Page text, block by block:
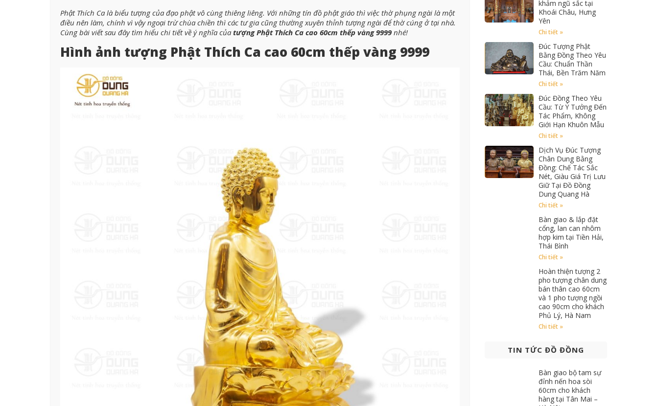
Phật Thích Ca là biểu tượng của đạo phật vô cùng thiêng liêng. Với những tín đồ phật giáo thì việc thờ phụng ngài là một
điều nên làm, chính vì vậy ngoại trừ chùa chiền thì các tư gia cũng thường xuyên thỉnh tượng ngài để thờ cúng ở tại nhà.
Cùng bài viết sau đây tìm hiểu chi tiết về ý nghĩa của tượng Phật Thích Ca cao 60cm thếp vàng 9999 nhé!
Hình ảnh tượng Phật Thích Ca cao 60cm thếp vàng 9999
khảm ngũ sắc tại
Khoái Châu, Hưng
Yên
Chi tiết »
Đúc Tượng Phật
Bằng Đồng Theo Yêu
Cầu: Chuẩn Thần
Thái, Bền Trăm Năm
Chi tiết »
Đúc Đồng Theo Yêu
Cầu: Từ Ý Tưởng Đến
Tác Phẩm, Không
Giới Hạn Khuôn Mẫu
Chi tiết »
Dịch Vụ Đúc Tượng
Chân Dung Bằng
Đồng: Chế Tác Sắc
Nét, Giàu Giá Trị Lưu
Giữ Tại Đồ Đồng
Dung Quang Hà
Chi tiết »
Bàn giao & lắp đặt
cổng, lan can nhôm
hợp kim tại Tiền Hải,
Thái Bình
Chi tiết »
Hoàn thiện tượng 2
pho tượng chân dung
bán thân cao 60cm
và 1 pho tượng ngồi
cao 90cm cho khách
Phủ Lý, Hà Nam
Chi tiết »
TIN TỨC ĐỒ ĐỒNG
Bàn giao bộ tam sự
đỉnh nến hoa sòi
60cm cho khách
hàng tại Tân Mai –